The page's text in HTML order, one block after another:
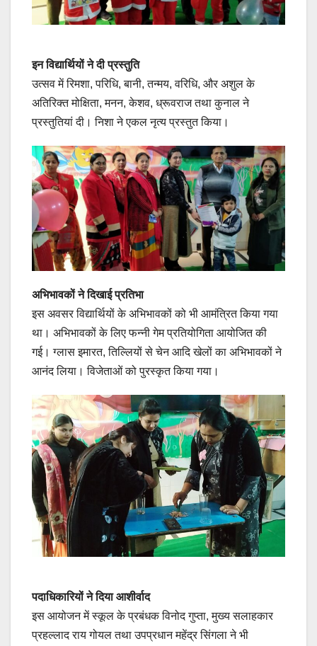
इन विद्यार्थियों ने दी प्रस्तुति
उत्सव में रिमशा, परिधि, बानी, तन्मय, वरिधि, और अशुल के
अतिरिक्त मोक्षिता, मनन, केशव, ध्रूवराज तथा कुनाल ने
प्रस्तुतियां दी। निशा ने एकल नृत्य प्रस्तुत किया।
अभिभावकों ने दिखाई प्रतिभा
इस अवसर विद्यार्थियों के अभिभावकों को भी आमंत्रित किया गया
था। अभिभावकों के लिए फन्नी गेम प्रतियोगिता आयोजित की
गई। ग्लास इमारत, तिल्लियों से चेन आदि खेलों का अभिभावकों ने
आनंद लिया। विजेताओं को पुरस्कृत किया गया।
पदाधिकारियों ने दिया आशीर्वाद
इस आयोजन में स्कूल के प्रबंधक विनोद गुप्ता, मुख्य सलाहकार
प्रहल्लाद राय गोयल तथा उपप्रधान महेंद्र सिंगला ने भी